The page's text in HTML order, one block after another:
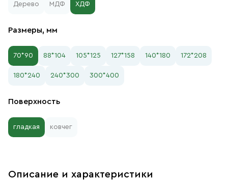
Дерево МДФ ХДФ
Размеры, мм
70*90 88*104 105*125 127*158 140*180 172*208
180*240 240*300 300*400
Поверхность
гладкая ковчег
Описание и характеристики